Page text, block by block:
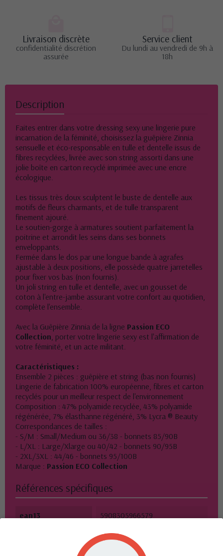
Livraison discrète
confidentialité discrétion
assurée
Service client
Du lundi au vendredi de 9h à
18h
Description
Faites entrer dans votre dressing sexy une lingerie pure
incarnation de la féminité, choisissez la guêpière Zinnia
sensuelle et éco-responsable en tulle et dentelle issus de
fibres recyclées, livrée avec son string assorti dans une
jolie boîte en carton recyclé imprimée avec une encre
écologique.
Les tissus très doux sculptent le buste de dentelle aux
motifs de fleurs charmants, et de tulle transparent
finement ajouré.
Le soutien-gorge à armatures soutient parfaitement la
poitrine et arrondit les seins dans ses bonnets
enveloppants.
Fermée dans le dos par une longue bande à agrafes
ajustable à deux positions, elle possède quatre jarretelles
pour fixer vos bas (non fournis).
Un joli string en tulle et dentelle, avec un gousset de
coton à l'entre-jambe assurant votre confort au quotidien,
complète l'ensemble.
Avec la Guêpière Zinnia de la ligne Passion ECO
Collection , porter votre lingerie sexy est l'affirmation de
votre féminité, et un acte militant.
Caractéristiques :
Ensemble 2 pièces : guêpière et string (bas non fournis)
Lingerie de fabrication 100% européenne, fibres et carton
recyclés pour un meilleur respect de l'environnement
Composition : 47% polyamide recyclée, 43% polyamide
régénérée, 7% élasthanne régénéré, 3% Lycra ® Beauty
Correspondances de tailles :
- S/M : Small/Medium ou 36/38 - bonnets 85/90B
- L/XL : Large/Xlarge ou 40/42 - bonnets 90/95B
- 2XL/3XL : 44/46 - bonnets 95/100B
Marque : Passion ECO Collection
Références spécifiques
ean13 5908305966579